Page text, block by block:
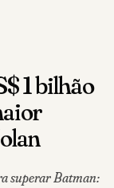
1 bilhão
superar Batman: